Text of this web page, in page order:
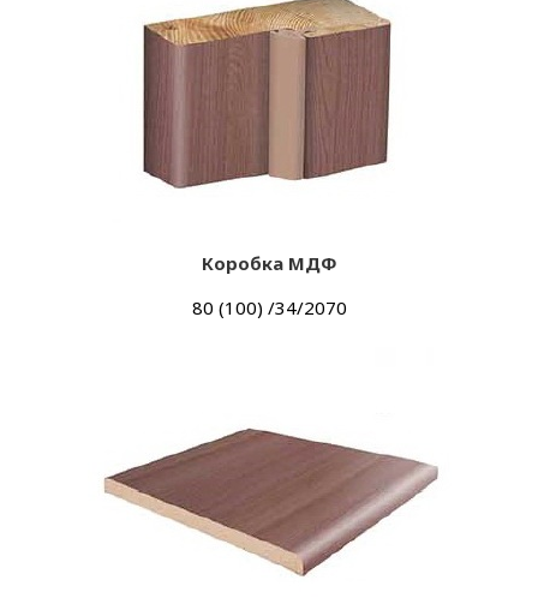
Коробка МДФ
80 (100) /34/2070